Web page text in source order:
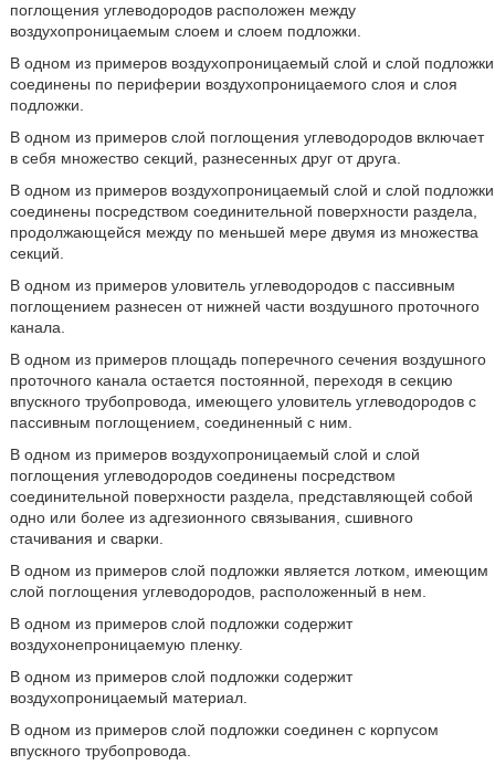
поглощения углеводородов расположен между
воздухопроницаемым слоем и слоем подложки.
В одном из примеров воздухопроницаемый слой и слой подложки
соединены по периферии воздухопроницаемого слоя и слоя
подложки.
В одном из примеров слой поглощения углеводородов включает
в себя множество секций, разнесенных друг от друга.
В одном из примеров воздухопроницаемый слой и слой подложки
соединены посредством соединительной поверхности раздела,
продолжающейся между по меньшей мере двумя из множества
секций.
В одном из примеров уловитель углеводородов с пассивным
поглощением разнесен от нижней части воздушного проточного
канала.
В одном из примеров площадь поперечного сечения воздушного
проточного канала остается постоянной, переходя в секцию
впускного трубопровода, имеющего уловитель углеводородов с
пассивным поглощением, соединенный с ним.
В одном из примеров воздухопроницаемый слой и слой
поглощения углеводородов соединены посредством
соединительной поверхности раздела, представляющей собой
одно или более из адгезионного связывания, сшивного
стачивания и сварки.
В одном из примеров слой подложки является лотком, имеющим
слой поглощения углеводородов, расположенный в нем.
В одном из примеров слой подложки содержит
воздухонепроницаемую пленку.
В одном из примеров слой подложки содержит
воздухопроницаемый материал.
В одном из примеров слой подложки соединен с корпусом
впускного трубопровода.